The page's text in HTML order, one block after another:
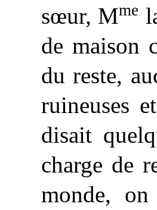
sœur, Mme
de maison
du reste,
ruineuses
disait
charge de
monde,